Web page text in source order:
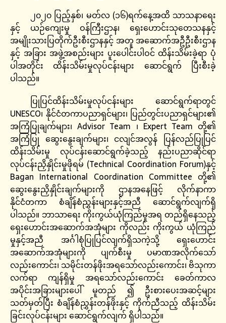
၂၀၂၀ ပြည့်နှစ်၊ မတ်လ (၁၆)ရက်နေ့အထိ သာသနာရေး
နှင့် ယဉ်ကျေးမှု ဝန်ကြီးဌာန၊ ရှေးဟောင်းသုတေသနနှင့်
အမျိုးသားပြတိုက်ဦးစီးဌာနနှင့် အတူ အဆောက်အဦဦးစီးဌာန
နှင့် အခြား အဖွဲ့အစည်းများ ပူးပေါင်းပါဝင် ထိန်းသိမ်းခဲ့ရာ ပုံ
ပါအတိုင်း ထိန်းသိမ်းမှုလုပ်ငန်းများ ဆောင်ရွက် ပြီးစီးခဲ့
ပါသည်။
ပြုပြင်ထိန်းသိမ်းမှုလုပ်ငန်းများ ဆောင်ရွက်ရာတွင်
UNESCO၊ နိုင်ငံတကာပညာရှင်များ၊ ပြည်တွင်းပညာရှင်များ၏
အကြံပြုချက်များ၊ Advisor Team ၊ Expert Team တို့၏
အကြံပြု ဆွေးနွေးချက်များ၊ ငလျင်အလွန် ပြန်လည်ပြုပြင်
ထိန်းသိမ်းမှု လုပ်ငန်းဆောင်ရွက်ခဲ့သည့် နည်းပညာဆိုင်ရာ
လုပ်ငန်းညှိနှိုင်းမှုဖိုရမ် (Technical Coordination Forum)နှင့်
Bagan International Coordination Committee တို့၏
ဆွေးနွေးညှိနှိုင်းချက်များကို ဌာနအနေဖြင့် လိုက်နာကာ
နိုင်ငံတကာ စံချိန်စံညွှန်းများနှင့်အညီ ဆောင်ရွက်လျက်ရှိ
ပါသည်။ ဘာသာရေး ကိုးကွယ်ယုံကြည်မှုအရ တည်ရှိနေသည့်
ရှေးဟောင်းအဆောက်အအုံများ ကိုလည်း ကိုးကွယ် ယုံကြည်
မှုနှင့်အညီ အင်္ဂါစုံပြုပြင်လျက်ရှိသကဲ့သို့ ရှေးဟောင်း
အဆောက်အအုံများကို ပျက်စီးမှု ပမာဏအလိုက်သော်
လည်းကောင်း၊ သမိုင်းတန်ဖိုးအရသော်လည်းကောင်း၊ ဗိသုကာ
လက်ရာ ကျန်ရှိမှု အရသော်လည်းကောင်း ခေတ်ကာလ
အပိုင်းအခြားများပေါ် မူတည် ၍ ဦးစားပေးအဆင့်များ
သတ်မှတ်ပြီး စံချိန်စံညွှန်းတန်ဖိုးနှင့် ကိုက်ညီသည့် ထိန်းသိမ်း
ခြင်းလုပ်ငန်းများ ဆောင်ရွက်လျက် ရှိပါသည်။